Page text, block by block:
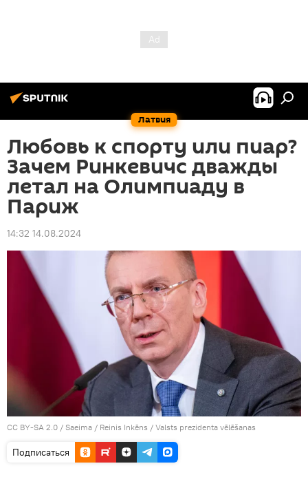
Латвия
Любовь к спорту или пиар?
Зачем Ринкевичс дважды
летал на Олимпиаду в
Париж
14:32 14.08.2024
CC BY-SA 2.0 / Saeima / Reinis Inkēns / Valsts prezidenta vēlēšanas
Подписаться